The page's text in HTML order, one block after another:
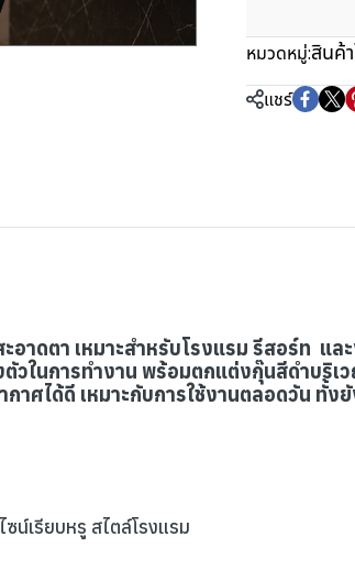
หมวดหมู่:สินค้
แชร์
อาดตา เหมาะสำหรับโรงแรม รีสอร์ท
วในการทำงาน พร้อมตกแต่งกุ๊นสีดำบริเ
าศได้ดี เหมาะกับการใช้งานตลอดวัน ทั้
น์เรียบหรู สไตล์โรงแรม